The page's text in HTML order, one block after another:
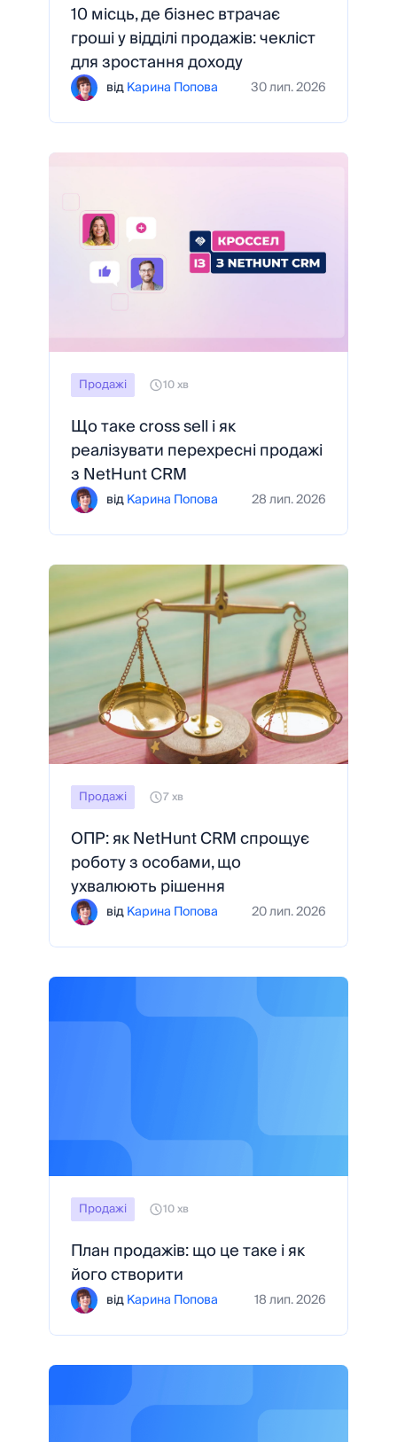
10 місць, де бізнес втрачає
гроші у відділі продажів: чекліст
для зростання доходу
відКарина Попова 30 лип. 2026
Продажі 10 хв
Що таке cross sell і як
реалізувати перехресні продажі
з NetHunt CRM
відКарина Попова 28 лип. 2026
Продажі 7 хв
ОПР: як NetHunt CRM спрощує
роботу з особами, що
ухвалюють рішення
відКарина Попова 20 лип. 2026
Продажі 10 хв
План продажів: що це таке і як
його створити
відКарина Попова 18 лип. 2026